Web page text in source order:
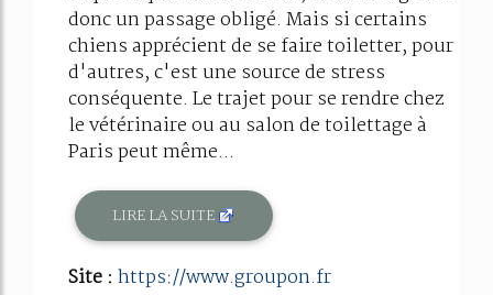
donc un passage obligé. Mais si certains
chiens apprécient de se faire toiletter, pour
d'autres, c'est une source de stress
conséquente. Le trajet pour se rendre chez
le vétérinaire ou au salon de toilettage à
Paris peut même...
LIRE LA SUITE
Site : https://www.groupon.fr